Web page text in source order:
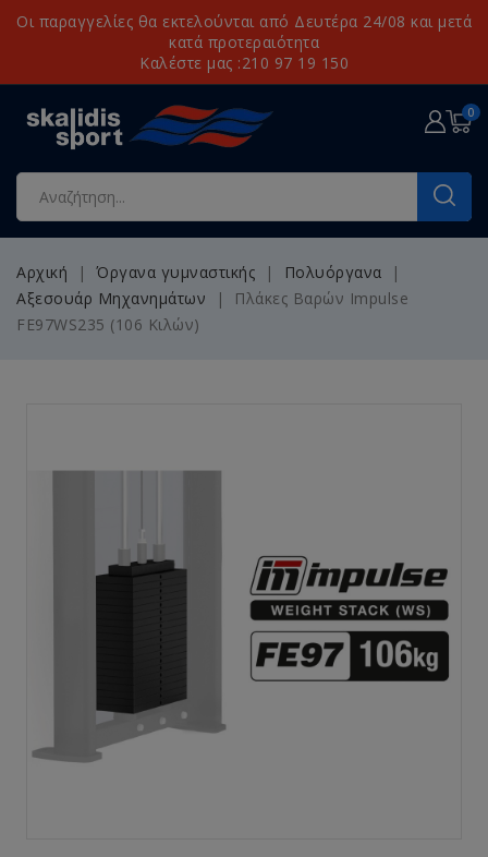
Οι παραγγελίες θα εκτελούνται από Δευτέρα 24/08 και μετά
κατά προτεραιότητα
Καλέστε μας :210 97 19 150
0
Αρχική Όργανα γυμναστικής
Πολυόργανα
Αξεσουάρ Μηχανημάτων
Πλάκες Βαρών Impulse
FE97WS235 (106 Κιλών)